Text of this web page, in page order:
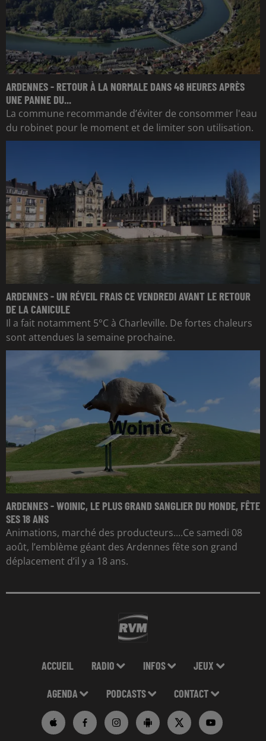
ARDENNES - RETOUR À LA NORMALE DANS 48 HEURES APRÈS
UNE PANNE DU...
La commune recommande d’éviter de consommer l'eau
du robinet pour le moment et de limiter son utilisation.
ARDENNES - UN RÉVEIL FRAIS CE VENDREDI AVANT LE RETOUR
DE LA CANICULE
Il a fait notamment 5°C à Charleville. De fortes chaleurs
sont attendues la semaine prochaine.
ARDENNES - WOINIC, LE PLUS GRAND SANGLIER DU MONDE, FÊTE
SES 18 ANS
Animations, marché des producteurs....Ce samedi 08
août, l’emblème géant des Ardennes fête son grand
déplacement d’il y a 18 ans.
ACCUEIL RADIO INFOS JEUX
AGENDA PODCASTS CONTACT